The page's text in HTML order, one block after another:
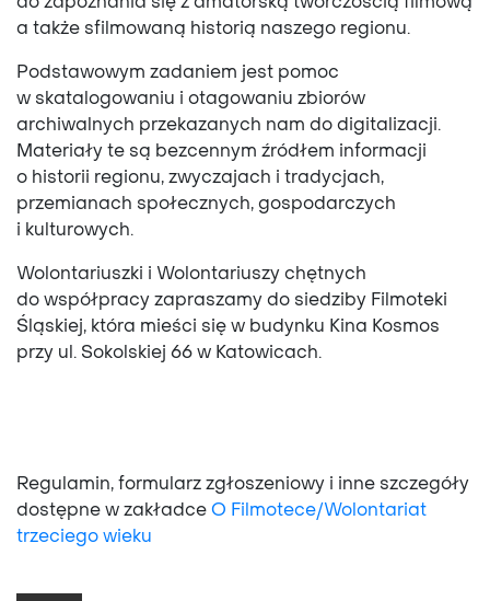
a także sfilmowaną historią naszego regionu.
Podstawowym zadaniem jest pomoc
w skatalogowaniu i otagowaniu zbiorów
archiwalnych przekazanych nam do digitalizacji.
Materiały te są bezcennym źródłem informacji
o historii regionu, zwyczajach i tradycjach,
przemianach społecznych, gospodarczych
i kulturowych.
Wolontariuszki i Wolontariuszy chętnych
do współpracy zapraszamy do siedziby Filmoteki
Śląskiej, która mieści się w budynku Kina Kosmos
przy ul. Sokolskiej 66 w Katowicach.
Regulamin, formularz zgłoszeniowy i inne szczegóły
dostępne w zakładce O Filmotece/Wolontariat
trzeciego wieku